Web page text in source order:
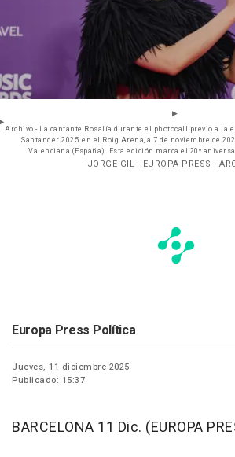
Archivo - La cantante Rosalía durante el photocall previo a la
Santander 2025, en el Roig Arena, a 7 de noviembre de
Valenciana (España). Esta edición marca el 20º
- JORGE GIL - EUROPA PRESS -
Europa Press Política
Jueves, 11 diciembre 2025
Publicado: 15:37
BARCELONA 11 Dic. (EUROPA